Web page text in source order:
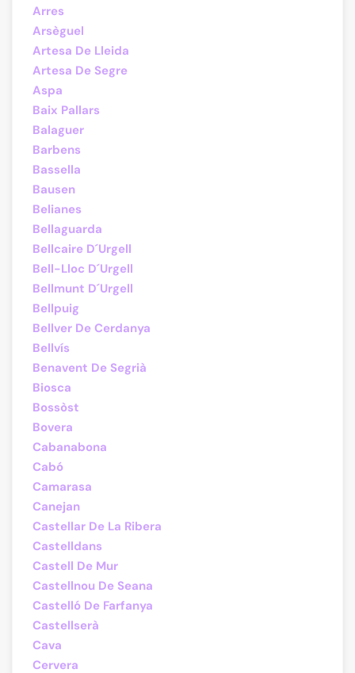
Arres
Arsèguel
Artesa De Lleida
Artesa De Segre
Aspa
Baix Pallars
Balaguer
Barbens
Bassella
Bausen
Belianes
Bellaguarda
Bellcaire D´Urgell
Bell-Lloc D´Urgell
Bellmunt D´Urgell
Bellpuig
Bellver De Cerdanya
Bellvís
Benavent De Segrià
Biosca
Bossòst
Bovera
Cabanabona
Cabó
Camarasa
Canejan
Castellar De La Ribera
Castelldans
Castell De Mur
Castellnou De Seana
Castelló De Farfanya
Castellserà
Cava
Cervera